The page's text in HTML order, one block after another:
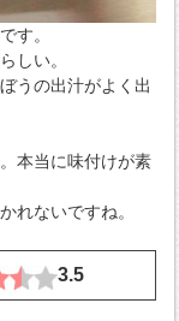
す。
しい。
うの出汁がよく出
本当に味付けが素
れないですね。
3.5